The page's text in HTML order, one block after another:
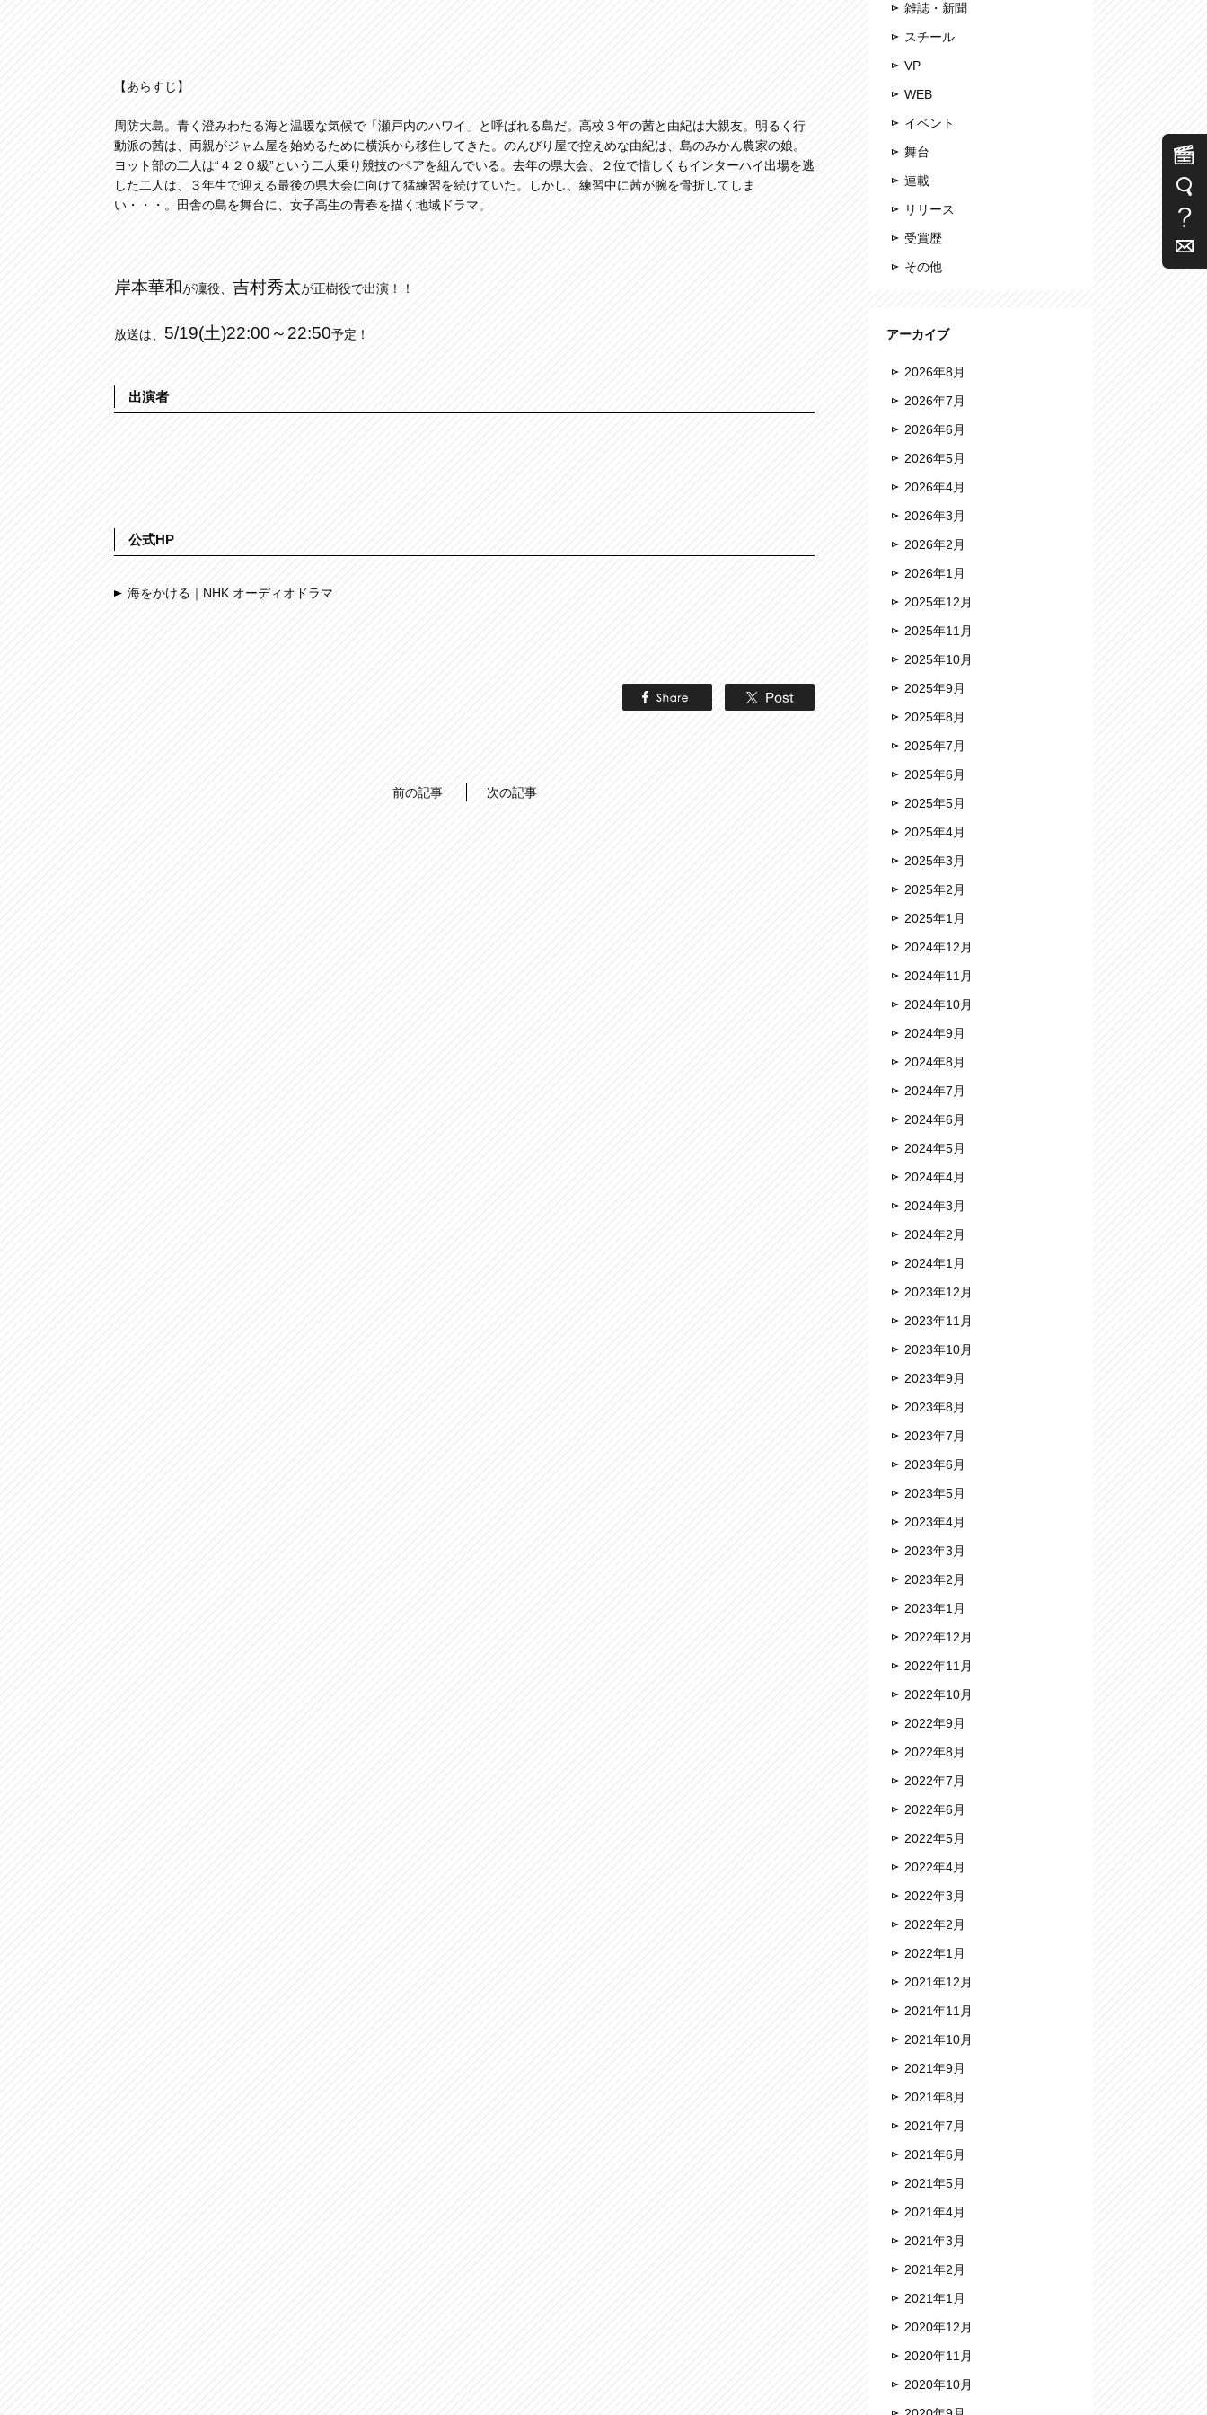
【あらすじ】
周防大島。青く澄みわたる海と温暖な気候で「瀬戸内のハワイ」と呼ばれる島だ。高校３年の茜と由紀は大親友。明るく行
動派の茜は、両親がジャム屋を始めるために横浜から移住してきた。のんびり屋で控えめな由紀は、島のみかん農家の娘。
ヨット部の二人は“４２０級”という二人乗り競技のペアを組んでいる。去年の県大会、２位で惜しくもインターハイ出場を逃
した二人は、３年生で迎える最後の県大会に向けて猛練習を続けていた。しかし、練習中に茜が腕を骨折してしま
い・・・。田舎の島を舞台に、女子高生の青春を描く地域ドラマ。
岸本華和が凜役、 吉村秀太が正樹役で出演！！
放送は、 5/19(土)22:00～22:50予定！
出演者
公式HP
海をかける｜NHK オーディオドラマ
前の記事 次の記事
雑誌・新聞
スチール
VP
WEB
イベント
舞台
連載
リリース
受賞歴
その他
アーカイブ
2026年8月
2026年7月
2026年6月
2026年5月
2026年4月
2026年3月
2026年2月
2026年1月
2025年12月
2025年11月
2025年10月
2025年9月
2025年8月
2025年7月
2025年6月
2025年5月
2025年4月
2025年3月
2025年2月
2025年1月
2024年12月
2024年11月
2024年10月
2024年9月
2024年8月
2024年7月
2024年6月
2024年5月
2024年4月
2024年3月
2024年2月
2024年1月
2023年12月
2023年11月
2023年10月
2023年9月
2023年8月
2023年7月
2023年6月
2023年5月
2023年4月
2023年3月
2023年2月
2023年1月
2022年12月
2022年11月
2022年10月
2022年9月
2022年8月
2022年7月
2022年6月
2022年5月
2022年4月
2022年3月
2022年2月
2022年1月
2021年12月
2021年11月
2021年10月
2021年9月
2021年8月
2021年7月
2021年6月
2021年5月
2021年4月
2021年3月
2021年2月
2021年1月
2020年12月
2020年11月
2020年10月